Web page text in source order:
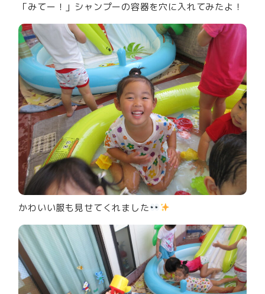
「みてー！」シャンプーの容器を穴に入れてみたよ！
かわいい服も見せてくれました